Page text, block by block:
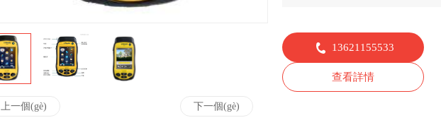
上一個(gè) 下一個(gè)
13621155533
查看詳情